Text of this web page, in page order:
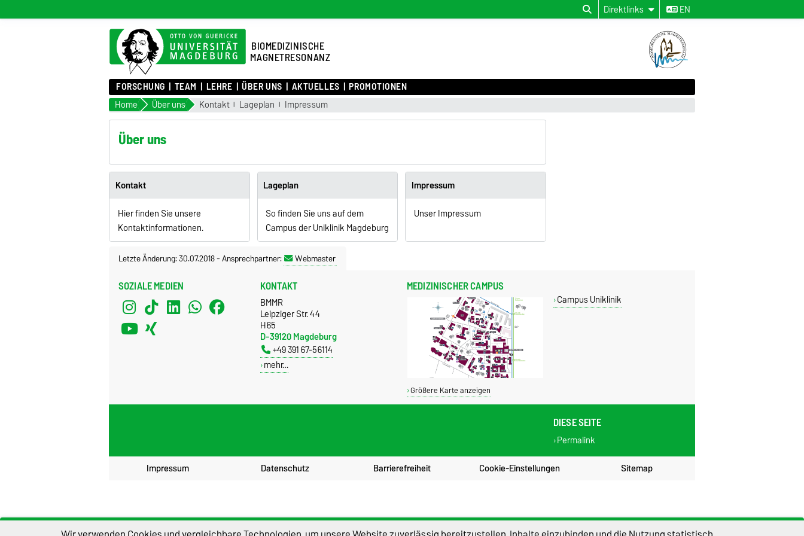
Direktlinks EN
BIOMEDIZINISCHE
MAGNETRESONANZ
FORSCHUNG TEAM LEHRE ÜBER UNS AKTUELLES PROMOTIONEN
Home Über uns Kontakt Lageplan Impressum
Über uns
Kontakt
Hier finden Sie unsere
Kontaktinformationen.
Lageplan
So finden Sie uns auf dem
Campus der Uniklinik Magdeburg
Impressum
Unser Impressum
Letzte Änderung: 30.07.2018-Ansprechpartner: Webmaster
SOZIALE MEDIEN KONTAKT
BMMR
Leipziger Str. 44
H65
D-39120 Magdeburg
+49 391 67-56114
mehr…
MEDIZINISCHER CAMPUS
Größere Karte anzeigen
Campus Uniklinik
DIESE SEITE
Permalink
Impressum Datenschutz Barrierefreiheit Cookie-Einstellungen Sitemap